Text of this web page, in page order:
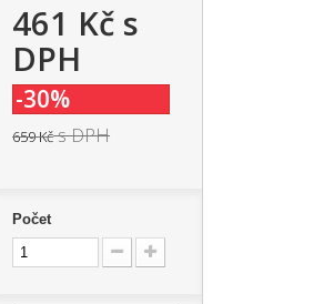
461 Kč s
DPH
-30%
659 Kčs DPH
Počet